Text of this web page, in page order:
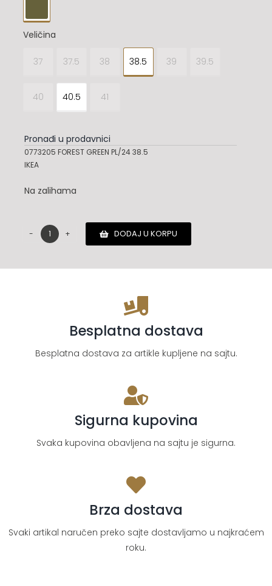
Veličina
37 37.5 38 38.5 39 39.5
40 40.5 41
Pronađi u prodavnici
0773205 FOREST GREEN PL/24 38.5
IKEA
Na zalihama
Salvatore
DODAJ U KORPU
Besplatna dostava
Besplatna dostava za artikle kupljene na sajtu.
Sigurna kupovina
Svaka kupovina obavljena na sajtu je sigurna.
Brza dostava
Svaki artikal naručen preko sajte dostavljamo u najkraćem
roku.